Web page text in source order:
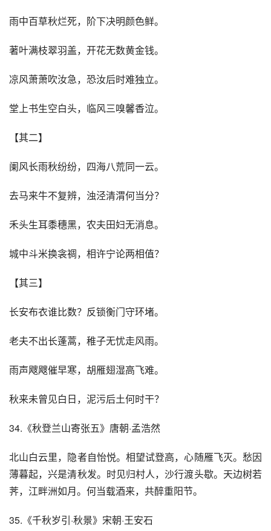
雨中百草秋烂死，阶下决明颜色鲜。
著叶满枝翠羽盖，开花无数黄金钱。
凉风萧萧吹汝急，恐汝后时难独立。
堂上书生空白头，临风三嗅馨香泣。
【其二】
阑风长雨秋纷纷，四海八荒同一云。
去马来牛不复辨，浊泾清渭何当分？
禾头生耳黍穗黑，农夫田妇无消息。
城中斗米换衾禂，相许宁论两相值？
【其三】
长安布衣谁比数？反锁衡门守环堵。
老夫不出长蓬蒿，稚子无忧走风雨。
雨声飕飕催早寒，胡雁翅湿高飞难。
秋来未曾见白日，泥污后土何时干？
34.《秋登兰山寄张五》唐朝·孟浩然
北山白云里，隐者自怡悦。相望试登高，心随雁飞灭。愁因
薄暮起，兴是清秋发。时见归村人，沙行渡头歇。天边树若
荠，江畔洲如月。何当载酒来，共醉重阳节。
35.《千秋岁引·秋景》宋朝·王安石